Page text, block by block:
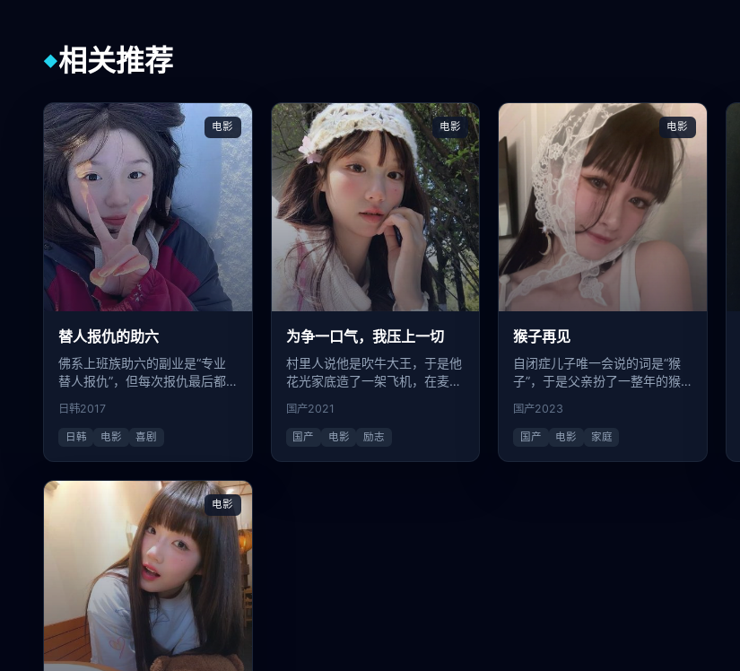
◆相关推荐
电影
替人报仇的助六
佛系上班族助六的副业是“专业
替人报仇”，但每次报仇最后都
日韩2017
日韩 电影 喜剧
电影
为争一口气，我压上一切
村里人说他是吹牛大王，于是他
花光家底造了一架飞机，在麦田
国产2021
国产 电影 励志
电影
猴子再见
自闭症儿子唯一会说的词是“猴
子”，于是父亲扮了一整年的猴
国产2023
国产 电影 家庭
电影